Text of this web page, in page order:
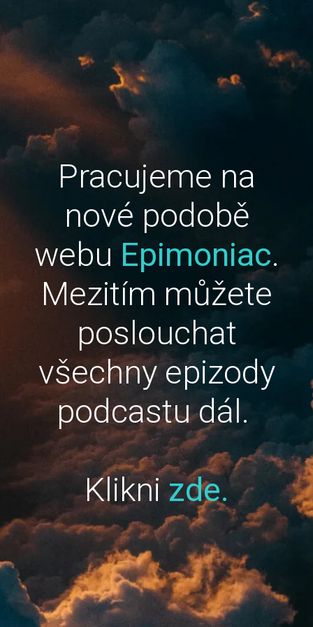
Pracujeme na
nové podobě
webu Epimoniac.
Mezitím můžete
poslouchat
všechny epizody
podcastu dál.
Kliknizde.